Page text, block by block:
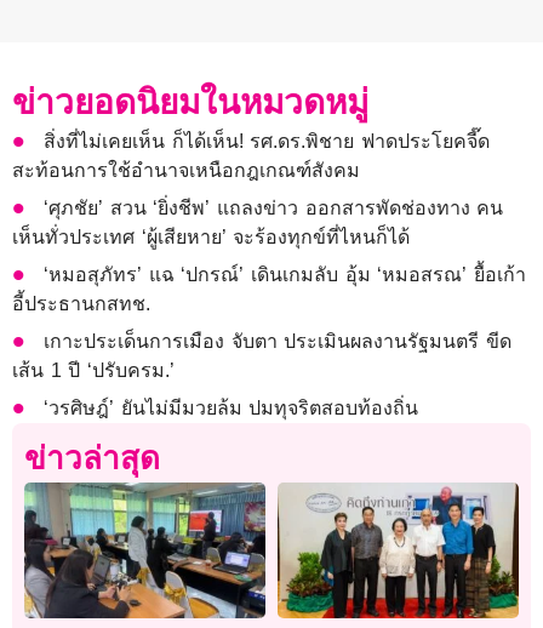
ข่าวยอดนิยมในหมวดหมู่
สิ่งที่ไม่เคยเห็น ก็ได้เห็น! รศ.ดร.พิชาย ฟาดประโยคจี๊ด
สะท้อนการใช้อำนาจเหนือกฎเกณฑ์สังคม
‘ศุภชัย’ สวน ‘ยิ่งชีพ’ แถลงข่าว ออกสารพัดช่องทาง คน
เห็นทั่วประเทศ ‘ผู้เสียหาย’ จะร้องทุกข์ที่ไหนก็ได้
‘หมอสุภัทร’ แฉ ‘ปกรณ์’ เดินเกมลับ อุ้ม ‘หมอสรณ’ ยื้อเก้า
อี้ประธานกสทช.
เกาะประเด็นการเมือง จับตา ประเมินผลงานรัฐมนตรี ขีด
เส้น 1 ปี ‘ปรับครม.’
‘วรศิษฎ์’ ยันไม่มีมวยล้ม ปมทุจริตสอบท้องถิ่น
ข่าวล่าสุด